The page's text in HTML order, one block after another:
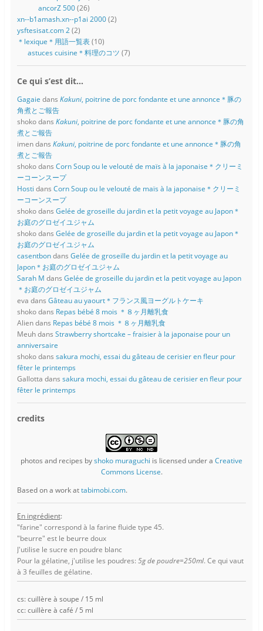
ancorZ 500(26)
xn--b1amash.xn--p1ai 2000(2)
ysftesisat.com 2(2)
＊lexique＊用語一覧表(10)
astuces cuisine＊料理のコツ (7)
Ce qui s’est dit…
Gagaie dans Kakuni, poitrine de porc fondante et une annonce＊豚の
角煮とご報告
shokodans Kakuni, poitrine de porc fondante et une annonce＊豚の角
煮とご報告
imendans Kakuni, poitrine de porc fondante et une annonce＊豚の角
煮とご報告
shokodans Corn Soup ou le velouté de maïs à la japonaise＊クリーミ
ーコーンスープ
Hosti dans Corn Soup ou le velouté de maïs à la japonaise＊クリーミ
ーコーンスープ
shokodans Gelée de groseille du jardin et la petit voyage au Japon＊
お庭のグロゼイユジャム
shokodans Gelée de groseille du jardin et la petit voyage au Japon＊
お庭のグロゼイユジャム
casentbondans Gelée de groseille du jardin et la petit voyage au
Japon＊お庭のグロゼイユジャム
Sarah M dans Gelée de groseille du jardin et la petit voyage au Japon
＊お庭のグロゼイユジャム
eva dans Gâteau au yaourt＊フランス風ヨーグルトケーキ
shokodans Repas bébé 8 mois ＊８ヶ月離乳食
Aliendans Repas bébé 8 mois ＊８ヶ月離乳食
Meuhdans Strawberry shortcake – fraisier à la japonaise pour un
anniversaire
shokodans sakura mochi, essai du gâteau de cerisier en fleur pour
fêter le printemps
Gallotta dans sakura mochi, essai du gâteau de cerisier en fleur pour
fêter le printemps
credits
photos and recipes byshoko muraguchi is licensed under a Creative
Commons License.
Based on a work attabimobi.com.
En ingrédient:
"farine" correspond à la farine fluide type 45.
"beurre" est le beurre doux
J'utilise le sucre en poudre blanc
Pour la gélatine, j'utilise les poudres: 5g de poudre=250ml. Ce qui vaut
à 3 feuilles de gélatine.
cs: cuillère à soupe / 15 ml
cc: cuillère à café / 5 ml